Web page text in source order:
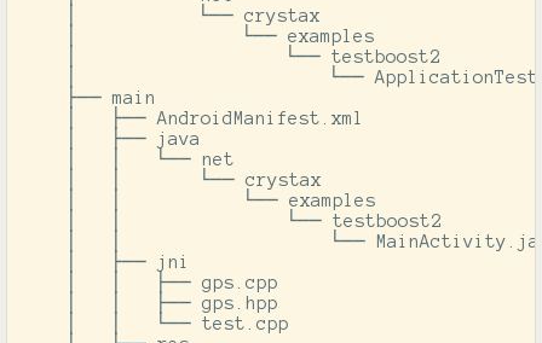
    │           └── crystax
    │               └── examples
    │                   └── testboost2
│                       └──
    ├── main
    │   ├── AndroidManifest.xml
    │   ├── java
    │   │   └── net
    │   │       └── crystax
    │   │           └── examples
    │   │               └── testboost2
│   │                   └──
    │   ├── jni
    │   │   ├── gps.cpp
    │   │   ├── gps.hpp
    │   │   └── test.cpp